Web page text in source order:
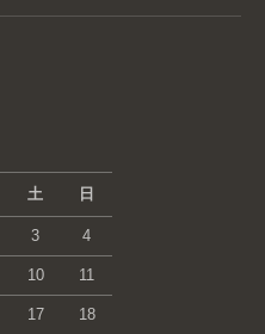
土 日
3 4
10 11
17 18